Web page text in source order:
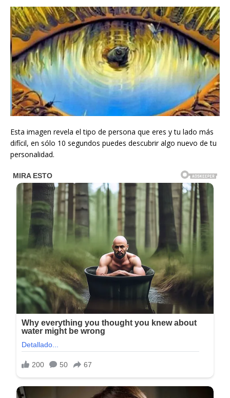
Esta imagen revela el tipo de persona que eres y tu lado más
difícil, en sólo 10 segundos puedes descubrir algo nuevo de tu
personalidad.